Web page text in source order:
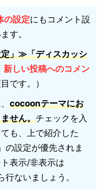
設定にもコメント設
す。
」≫「ディスカッシ
新しい投稿へのコメン
です。）
cocoonテーマにお
せん。チェックを入
も、上で紹介した
の設定が優先されま
表示/非表示は
行ないましょう 。